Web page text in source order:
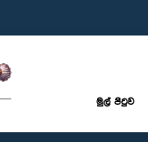
මුල් පිටුව